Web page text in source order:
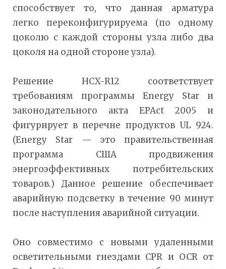
способствует то, что данная арматура
легко переконфигурируема (по одному
цоколю с каждой стороны узла либо два
цоколя на одной стороне узла).
Решение HCX-R12 соответствует
требованиям программы Energy Star и
законодательного акта EPAct 2005 и
фигурирует в перечне продуктов UL 924.
(Energy Star — это правительственная
программа США продвижения
энергоэффективных потребительских
товаров.) Данное решение обеспечивает
аварийную подсветку в течение 90 минут
после наступления аварийной ситуации.
Оно совместимо с новыми удаленными
осветительными гнездами CPR и OCR от